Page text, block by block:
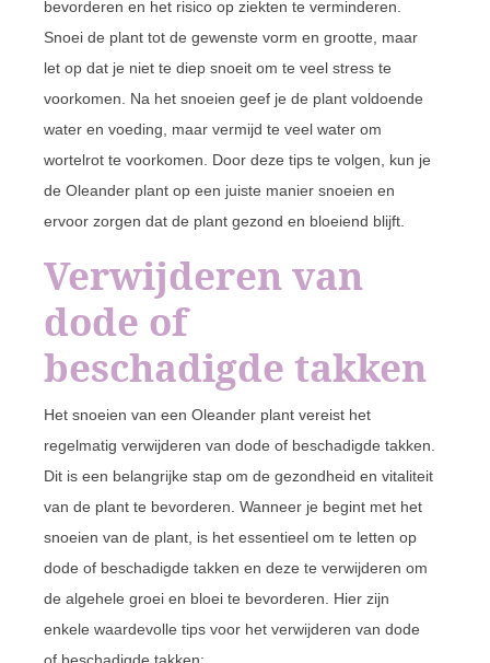
bevorderen en het risico op ziekten te verminderen.
Snoei de plant tot de gewenste vorm en grootte, maar
let op dat je niet te diep snoeit om te veel stress te
voorkomen. Na het snoeien geef je de plant voldoende
water en voeding, maar vermijd te veel water om
wortelrot te voorkomen. Door deze tips te volgen, kun je
de Oleander plant op een juiste manier snoeien en
ervoor zorgen dat de plant gezond en bloeiend blijft.
Verwijderen van
dode of
beschadigde takken
Het snoeien van een Oleander plant vereist het
regelmatig verwijderen van dode of beschadigde takken.
Dit is een belangrijke stap om de gezondheid en vitaliteit
van de plant te bevorderen. Wanneer je begint met het
snoeien van de plant, is het essentieel om te letten op
dode of beschadigde takken en deze te verwijderen om
de algehele groei en bloei te bevorderen. Hier zijn
enkele waardevolle tips voor het verwijderen van dode